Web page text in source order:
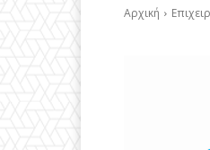
Αρχική